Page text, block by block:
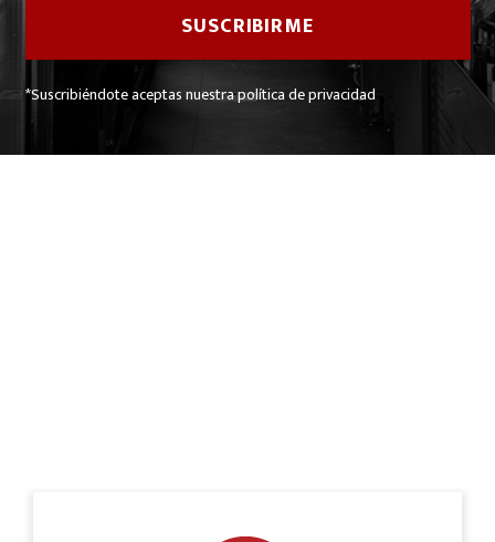
*Suscribiéndote aceptas nuestra política de privacidad